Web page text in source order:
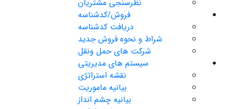
نظرسنجی مشتریان
فروش/کدشناسه
دریافت کدشناسه
شراط و نحوه فروش جدید
شرکت های حمل ونقل
سیستم های مدیریتی
نقشه استراتژی
بیانیه ماموریت
بیانیه چشم انداز